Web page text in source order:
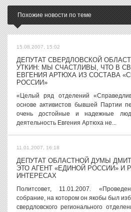
Похожие новости по теме
15.08.2007, 15:02
ДЕПУТАТ СВЕРДЛОВСКОЙ
УТКИН: МЫ СЧАСТЛИВЫ, ЧТО В
ЕВГЕНИЯ АРТЮХА ИЗ СОСТАВА
РОССИИ»
«Целый ряд отделений
основе активистов бывшей Партии
очень достойные и надежные
деятельность Евгения Артюха не...
11.01.2007, 16:18
ДЕПУТАТ ОБЛАСТНОЙ ДУМЫ
ЭТО АГЕНТ «ЕДИНОЙ РОССИИ» И
ИНТЕРЕСАХ
Политсовет, 11.01.2007.
собрание, на котором он якобы был
свердловского регионального